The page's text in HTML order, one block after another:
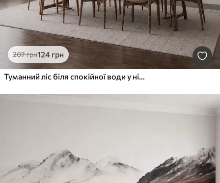
207грн124 грн
Туманний ліс біля спокійної води у ніжних природних пастельних тонах